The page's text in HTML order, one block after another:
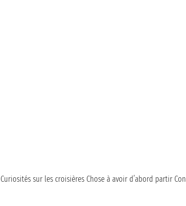
Curiosités sur les croisières Chose à avoir d’abord partir